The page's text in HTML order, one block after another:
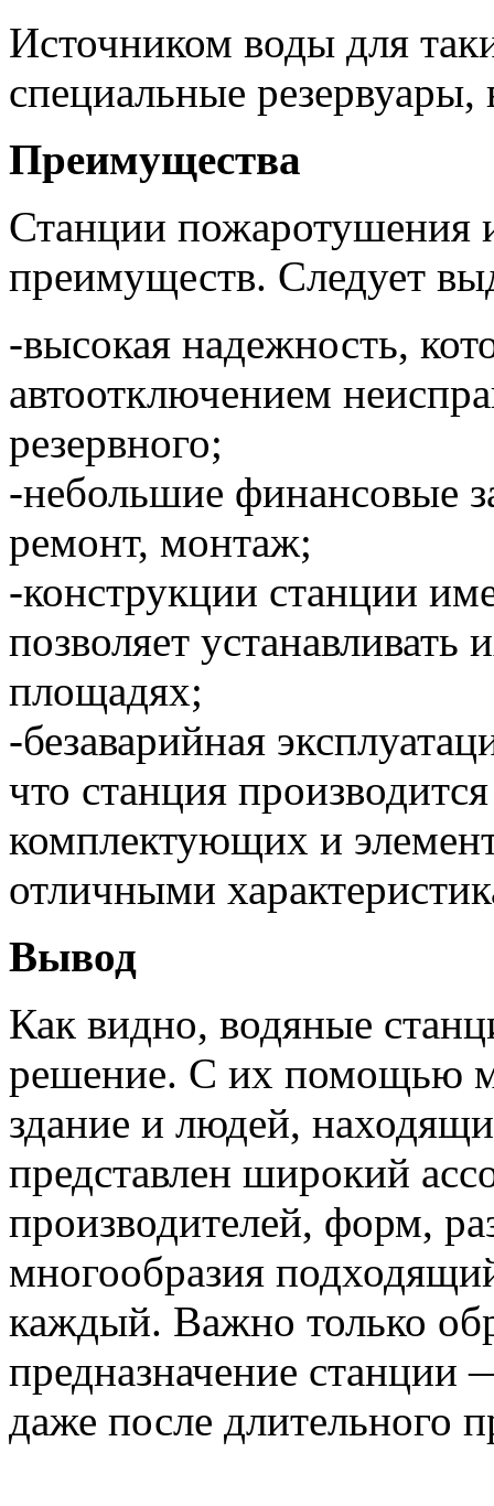
Источником воды для
специальные
Преимущества
Станции пожаротушения
преимуществ. Следует
-высокая надежность,
автоотключением
резервного;
-небольшие финансовые
ремонт, монтаж;
-конструкции станции
позволяет
площадях;
-безаварийная
что станция
комплектующих и
отличными
Вывод
Как видно, водяные
решение. С их помощью
здание и людей,
представлен широкий
производителей, форм,
многообразия
каждый. Важно только
предназначение
даже после длительного